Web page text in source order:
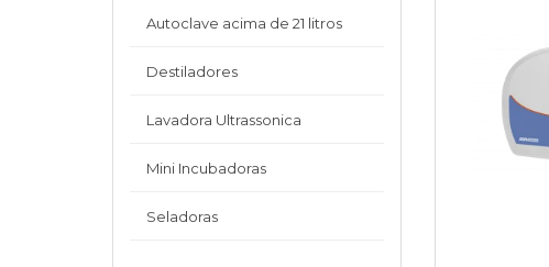
Autoclave acima de 21 litros
Destiladores
Lavadora Ultrassonica
Mini Incubadoras
Seladoras